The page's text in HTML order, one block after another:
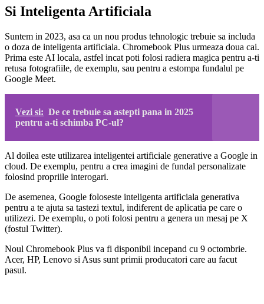
Si Inteligenta Artificiala
Suntem in 2023, asa ca un nou produs tehnologic trebuie sa includa
o doza de inteligenta artificiala. Chromebook Plus urmeaza doua cai.
Prima este AI locala, astfel incat poti folosi radiera magica pentru a-ti
retusa fotografiile, de exemplu, sau pentru a estompa fundalul pe
Google Meet.
Vezi si: De ce trebuie sa astepti pana in 2025
pentru a-ti schimba PC-ul?
Al doilea este utilizarea inteligentei artificiale generative a Google in
cloud. De exemplu, pentru a crea imagini de fundal personalizate
folosind propriile interogari.
De asemenea, Google foloseste inteligenta artificiala generativa
pentru a te ajuta sa tastezi textul, indiferent de aplicatia pe care o
utilizezi. De exemplu, o poti folosi pentru a genera un mesaj pe X
(fostul Twitter).
Noul Chromebook Plus va fi disponibil incepand cu 9 octombrie.
Acer, HP, Lenovo si Asus sunt primii producatori care au facut
pasul.